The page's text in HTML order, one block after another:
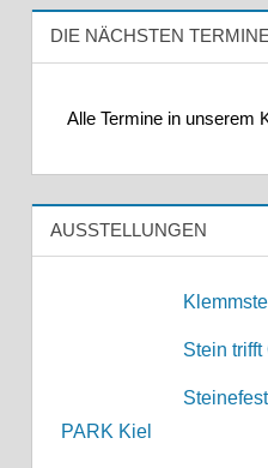
DIE NÄCHSTEN TERMINE
Alle Termine in unserem
AUSSTELLUNGEN
Stein trifft
PARK Kiel